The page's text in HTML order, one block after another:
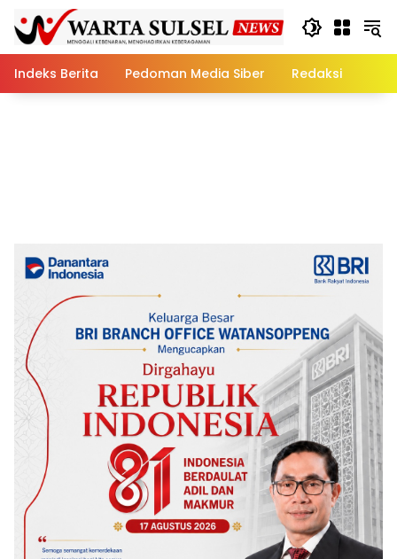
content
Indeks Berita
Pedoman Media Siber Redaksi